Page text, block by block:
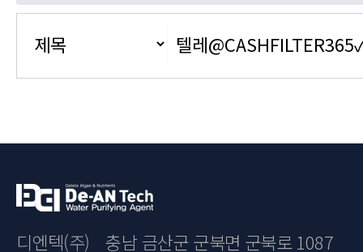
디엔텍(주) 충남 금산군 군북면 군북로 1087